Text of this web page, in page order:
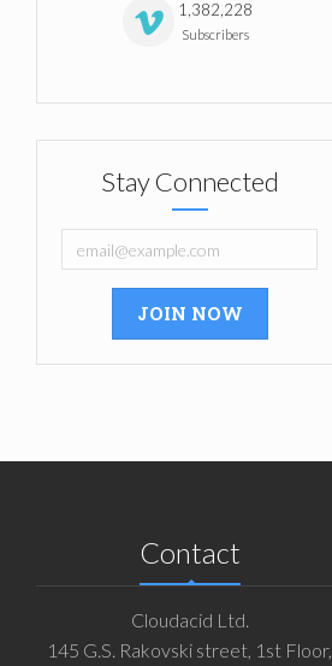
Friendly Business
Meeting
1,382,228
Subscribers
Stay Connected
Contact
Cloudacid Ltd.
145 G.S. Rakovski street, 1st Floor,